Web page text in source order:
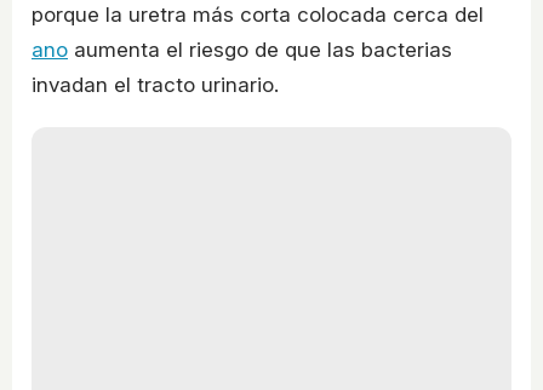
porque la uretra más corta colocada cerca del
ano aumenta el riesgo de que las bacterias
invadan el tracto urinario.